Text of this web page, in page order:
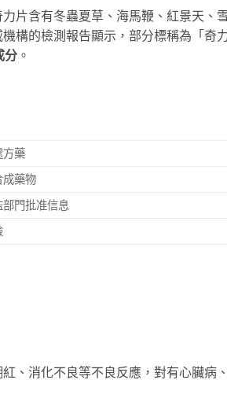
片含有冬蟲夏草、海馬鞭、紅景天、
構的檢測報告顯示，部分標稱為「奇
分 。
方藥
成藥物
門批准信息
、消化不良等不良反應，對有心臟病